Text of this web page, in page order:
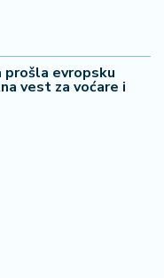
prošla evropsku
vest za voćare i